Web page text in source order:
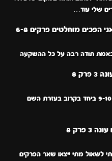
שלי עוד…
הפכים מוחלטים פרקים 6-8
תודה רבה על כל ההשקעה
פרק 8
אנחנו עובדים על זה נעלה את פרקים 9-10 ביחד בקרוב בעזרת השם
3 פרק 8
לשאול מתי ייצאו שאר הפרקים